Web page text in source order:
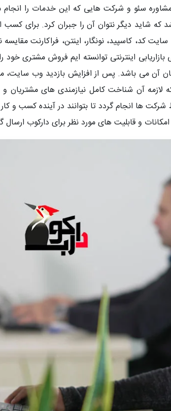
سئو و شرکت هایی که این خدمات را
که شاید دیگر نتوان آن را جبران کرد. برای
سایت کد، کاسپید، نونگار، اینتن، فراکارنت
آن می باشد. پس از افزایش بازدید وب سایت،
لازمه آن شناخت کامل نیازمندی های
ها انجام گردد تا بتوانند در آینده کسب و